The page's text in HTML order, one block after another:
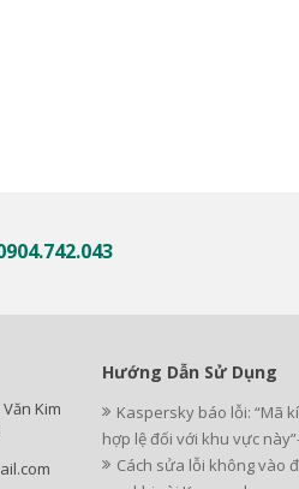
Kim
Hướng Dẫn Sử Dụng
Kaspersky báo lỗi: “Mã
hợp lệ đối với khu vực
Cách sửa lỗi không vào